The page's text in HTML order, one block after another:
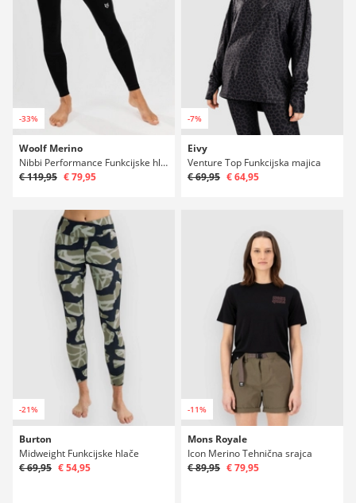
-33%
Woolf Merino
Nibbi Performance Funkcijske hlače
€ 119,95 € 79,95
-7%
Eivy
Venture Top Funkcijska majica
€ 69,95 € 64,95
-21%
Burton
Midweight Funkcijske hlače
€ 69,95 € 54,95
-11%
Mons Royale
Icon Merino Tehnična srajca
€ 89,95 € 79,95